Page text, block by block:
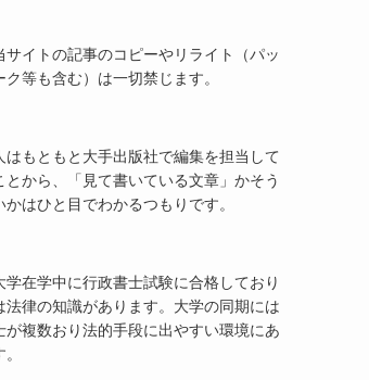
サイトの記事のコピーやリライト（パッ
ク等も含む）は一切禁じます。
はもともと大手出版社で編集を担当して
とから、「見て書いている文章」かそう
かはひと目でわかるつもりです。
学在学中に行政書士試験に合格しており
法律の知識があります。大学の同期には
が複数おり法的手段に出やすい環境にあ